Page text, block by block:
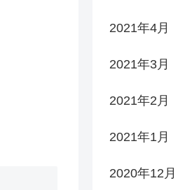
2021年4月
2021年3月
2021年2月
2021年1月
2020年12月